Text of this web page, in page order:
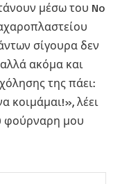
μέσω του No
σίγουρα δεν
ακόμα και
της πάει:
κοιμάμαι!», λέει
φούρναρη μου